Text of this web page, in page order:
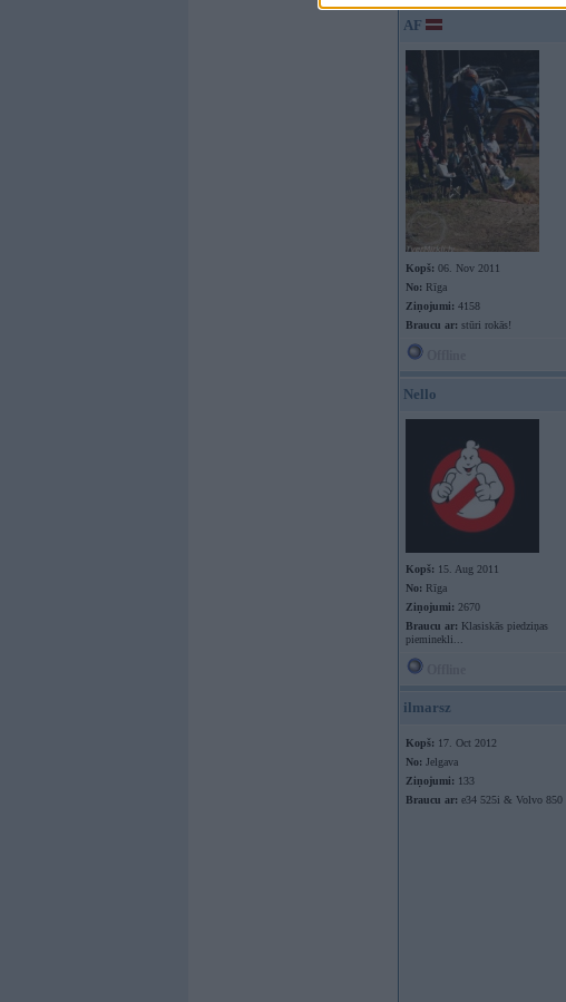
AF
Kopš: 06. Nov 2011
No: Rīga
Ziņojumi: 4158
Braucu ar: stūri rokās!
Nello
Kopš: 15. Aug 2011
No: Rīga
Ziņojumi: 2670
Braucu ar: Klasiskās piedziņas
pieminekli...
ilmarsz
Kopš: 17. Oct 2012
No: Jelgava
Ziņojumi: 133
Braucu ar: e34 525i & Volvo 850